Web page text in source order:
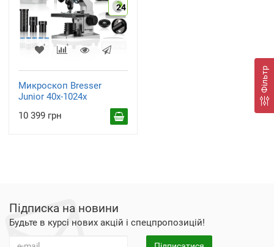
Фільтр
24
Микроскоп Bresser
Junior 40x-1024x
10 399 грн
Підписка на новини
Будьте в курсі нових акцій і спецпропозицій!